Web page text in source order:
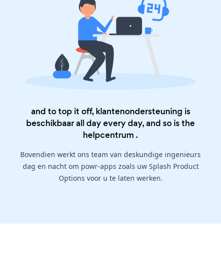
and to top it off, klantenondersteuning is
beschikbaar all day every day, and so is the
helpcentrum .
Bovendien werkt ons team van deskundige ingenieurs
dag en nacht om powr-apps zoals uw Splash Product
Options voor u te laten werken.